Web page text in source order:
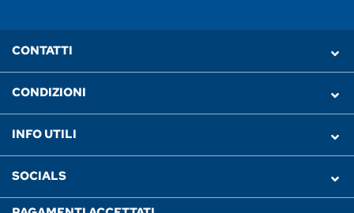
CONTATTI
CONDIZIONI
INFO UTILI
SOCIALS